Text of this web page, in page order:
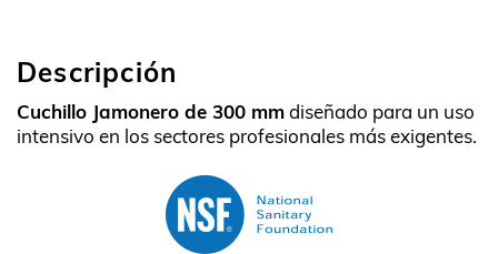
Descripción
Cuchillo Jamonero de 300 mmdiseñado para un uso
intensivo en los sectores profesionales más exigentes.